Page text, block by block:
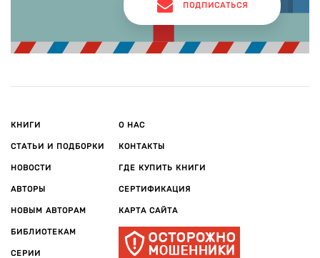
ПОДПИСАТЬСЯ
КНИГИ
СТАТЬИ И ПОДБОРКИ
НОВОСТИ
АВТОРЫ
НОВЫМ АВТОРАМ
БИБЛИОТЕКАМ
СЕРИИ
О НАС
КОНТАКТЫ
ГДЕ КУПИТЬ КНИГИ
СЕРТИФИКАЦИЯ
КАРТА САЙТА